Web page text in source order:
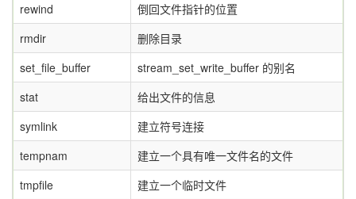
rewind
倒回文件指针的位置
rmdir
删除目录
set_file_buffer
stream_set_write_buffer 的别名
stat
给出文件的信息
symlink
建立符号连接
tempnam
建立一个具有唯一文件名的文件
tmpfile
建立一个临时文件